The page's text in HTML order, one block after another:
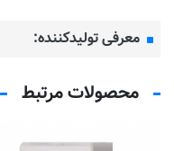
معرفی تولیدکننده:
محصولات مرتبط